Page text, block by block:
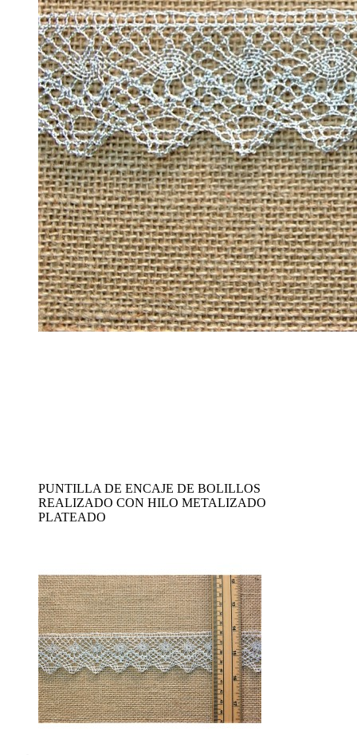
PUNTILLA DE ENCAJE DE BOLILLOS
REALIZADO CON HILO METALIZADO
PLATEADO